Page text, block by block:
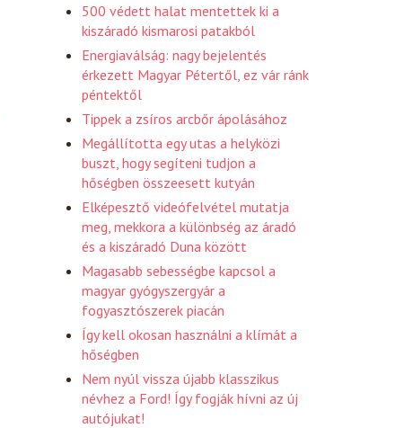
500 védett halat mentettek ki a
kiszáradó kismarosi patakból
Energiaválság: nagy bejelentés
érkezett Magyar Pétertől, ez vár ránk
péntektől
Tippek a zsíros arcbőr ápolásához
Megállította egy utas a helyközi
buszt, hogy segíteni tudjon a
hőségben összeesett kutyán
Elképesztő videófelvétel mutatja
meg, mekkora a különbség az áradó
és a kiszáradó Duna között
Magasabb sebességbe kapcsol a
magyar gyógyszergyár a
fogyasztószerek piacán
Így kell okosan használni a klímát a
hőségben
Nem nyúl vissza újabb klasszikus
névhez a Ford! Így fogják hívni az új
autójukat!